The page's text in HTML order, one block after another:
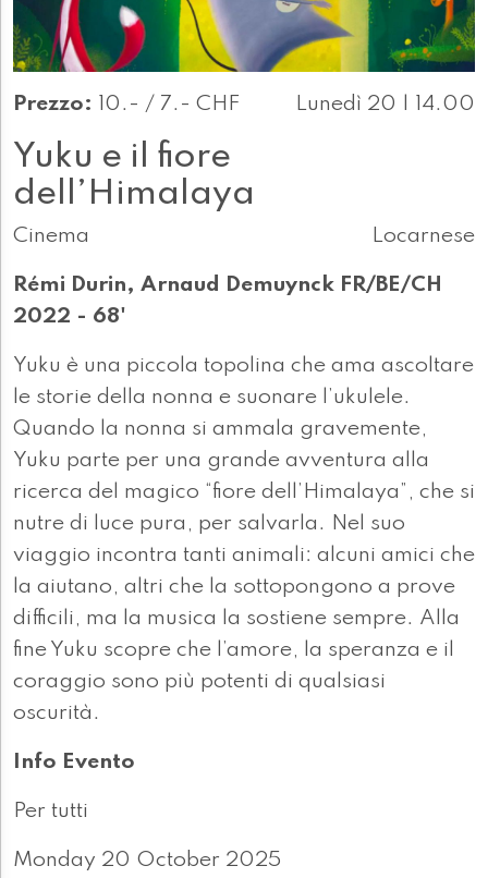
Prezzo: 10.- / 7.- CHF Lunedì 20 | 14.00
Yuku e il fiore
dell’Himalaya
Cinema Locarnese
Rémi Durin, Arnaud Demuynck FR/BE/CH
2022 - 68'
Yuku è una piccola topolina che ama ascoltare
le storie della nonna e suonare l’ukulele.
Quando la nonna si ammala gravemente,
Yuku parte per una grande avventura alla
ricerca del magico “fiore dell’Himalaya”, che si
nutre di luce pura, per salvarla. Nel suo
viaggio incontra tanti animali: alcuni amici che
la aiutano, altri che la sottopongono a prove
difficili, ma la musica la sostiene sempre. Alla
fine Yuku scopre che l’amore, la speranza e il
coraggio sono più potenti di qualsiasi
oscurità.
Info Evento
Per tutti
Monday 20 October 2025